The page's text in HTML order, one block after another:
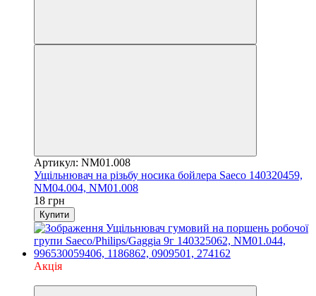
Артикул: NM01.008
Ущільнювач на різьбу носика бойлера Saeco 140320459,
NM04.004, NM01.008
18 грн
Купити
Акція